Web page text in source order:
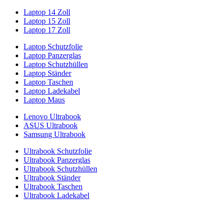
Laptop 14 Zoll
Laptop 15 Zoll
Laptop 17 Zoll
Laptop Schutzfolie
Laptop Panzerglas
Laptop Schutzhüllen
Laptop Ständer
Laptop Taschen
Laptop Ladekabel
Laptop Maus
Lenovo Ultrabook
ASUS Ultrabook
Samsung Ultrabook
Ultrabook Schutzfolie
Ultrabook Panzerglas
Ultrabook Schutzhüllen
Ultrabook Ständer
Ultrabook Taschen
Ultrabook Ladekabel